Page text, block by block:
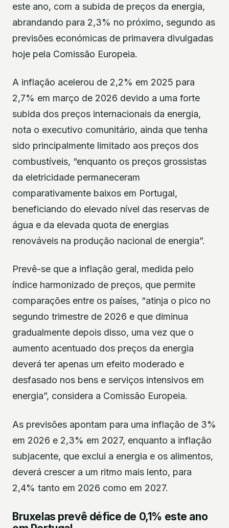
este ano, com a subida de preços da energia,
abrandando para 2,3% no próximo, segundo as
previsões económicas de primavera divulgadas
hoje pela Comissão Europeia.
A inflação acelerou de 2,2% em 2025 para
2,7% em março de 2026 devido a uma forte
subida dos preços internacionais da energia,
nota o executivo comunitário, ainda que tenha
sido principalmente limitado aos preços dos
combustíveis, “enquanto os preços grossistas
da eletricidade permaneceram
comparativamente baixos em Portugal,
beneficiando do elevado nível das reservas de
água e da elevada quota de energias
renováveis na produção nacional de energia”.
Prevê-se que a inflação geral, medida pelo
índice harmonizado de preços, que permite
comparações entre os países, “atinja o pico no
segundo trimestre de 2026 e que diminua
gradualmente depois disso, uma vez que o
aumento acentuado dos preços da energia
deverá ter apenas um efeito moderado e
desfasado nos bens e serviços intensivos em
energia”, considera a Comissão Europeia.
As previsões apontam para uma inflação de 3%
em 2026 e 2,3% em 2027, enquanto a inflação
subjacente, que exclui a energia e os alimentos,
deverá crescer a um ritmo mais lento, para
2,4% tanto em 2026 como em 2027.
Bruxelas prevê défice de 0,1% este ano